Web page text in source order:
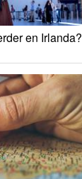
en Irlanda?